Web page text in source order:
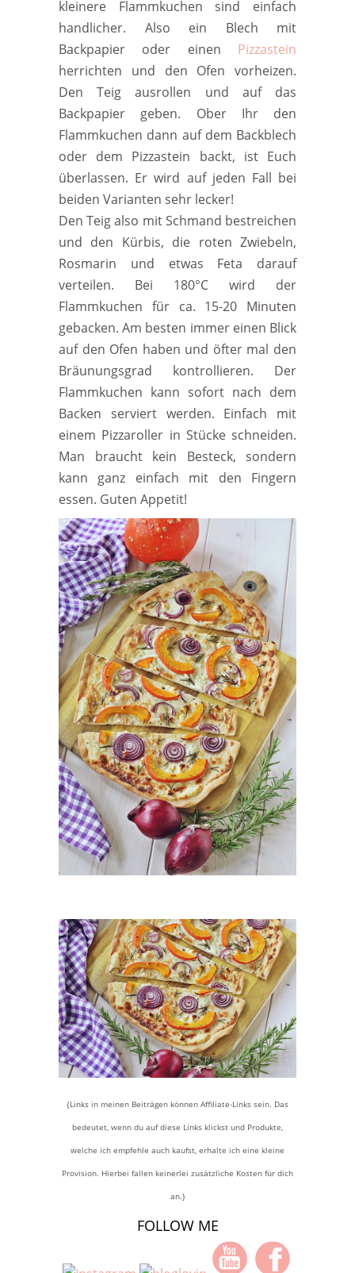
kleinere Flammkuchen sind einfach
handlicher. Also ein Blech mit
Backpapier oder einen Pizzastein
herrichten und den Ofen vorheizen.
Den Teig ausrollen und auf das
Backpapier geben. Ober Ihr den
Flammkuchen dann auf dem Backblech
oder dem Pizzastein backt, ist Euch
überlassen. Er wird auf jeden Fall bei
beiden Varianten sehr lecker!
Den Teig also mit Schmand bestreichen
und den Kürbis, die roten Zwiebeln,
Rosmarin und etwas Feta darauf
verteilen. Bei 180°C wird der
Flammkuchen für ca. 15-20 Minuten
gebacken. Am besten immer einen Blick
auf den Ofen haben und öfter mal den
Bräunungsgrad kontrollieren. Der
Flammkuchen kann sofort nach dem
Backen serviert werden. Einfach mit
einem Pizzaroller in Stücke schneiden.
Man braucht kein Besteck, sondern
kann ganz einfach mit den Fingern
essen. Guten Appetit!
{Links in meinen Beiträgen können Affiliate-Links sein. Das
bedeutet, wenn du auf diese Links klickst und Produkte,
welche ich empfehle auch kaufst, erhalte ich eine kleine
Provision. Hierbei fallen keinerlei zusätzliche Kosten für dich
an.}
FOLLOW ME